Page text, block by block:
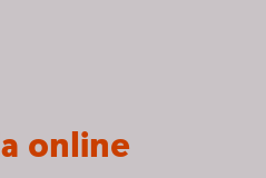
online